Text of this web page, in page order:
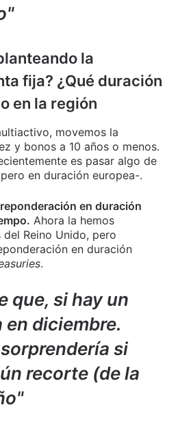
la
fija? ¿Qué duración
en la región
movemos la
y bonos a 10 años o menos.
es pasar algo de
en duración europea-.
en duración
Ahora la hemos
Reino Unido, pero
en duración
.
que, si hay un
en diciembre.
si
recorte (de la